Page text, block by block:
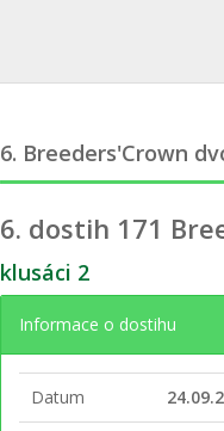
6. Breeders'Crown
6. dostih 171
klusáci 2
Informace o dostihu
Datum